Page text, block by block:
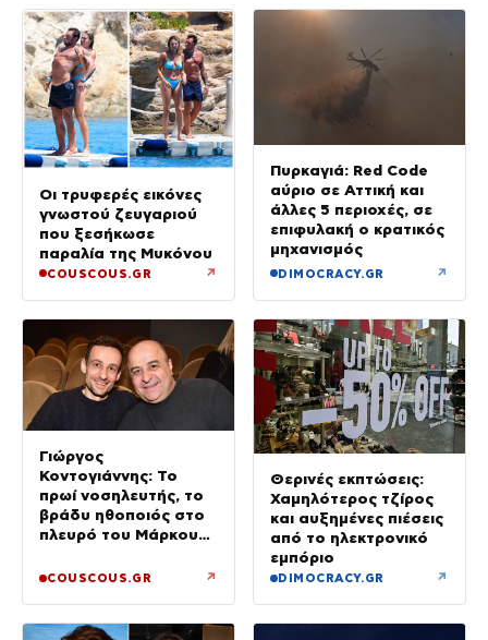
Οι τρυφερές εικόνες
γνωστού ζευγαριού
που ξεσήκωσε
παραλία της Μυκόνου
COUSCOUS.GR ↗
Πυρκαγιά: Red Code
αύριο σε Αττική και
άλλες 5 περιοχές, σε
επιφυλακή ο κρατικός
μηχανισμός
DIMOCRACY.GR ↗
Γιώργος
Κοντογιάννης: Το
πρωί νοσηλευτής, το
βράδυ ηθοποιός στο
πλευρό του Μάρκου
COUSCOUS.GR ↗
Θερινές εκπτώσεις:
Χαμηλότερος τζίρος
και αυξημένες πιέσεις
από το ηλεκτρονικό
εμπόριο
DIMOCRACY.GR ↗